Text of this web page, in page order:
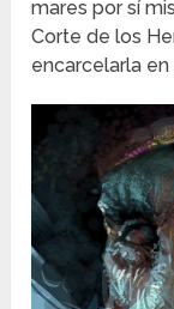
mares por sí
Corte de los
encarcelarla